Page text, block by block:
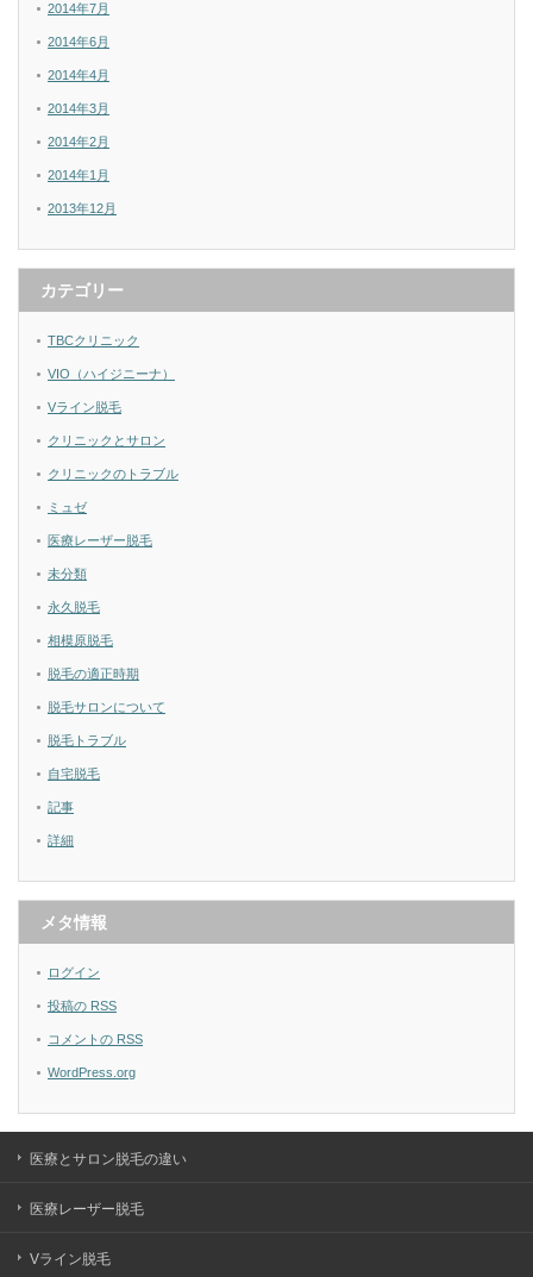
2014年7月
2014年6月
2014年4月
2014年3月
2014年2月
2014年1月
2013年12月
カテゴリー
TBCクリニック
VIO（ハイジニーナ）
Vライン脱毛
クリニックとサロン
クリニックのトラブル
ミュゼ
医療レーザー脱毛
未分類
永久脱毛
相模原脱毛
脱毛の適正時期
脱毛サロンについて
脱毛トラブル
自宅脱毛
記事
詳細
メタ情報
ログイン
投稿の RSS
コメントの RSS
WordPress.org
医療とサロン脱毛の違い
医療レーザー脱毛
Vライン脱毛